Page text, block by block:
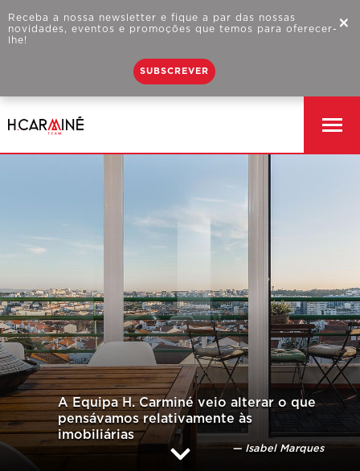
×
Receba a nossa newsletter e fique a par das nossas
novidades, eventos e promoções que temos para oferecer-
lhe!
SUBSCREVER
A Equipa H. Carminé veio alterar o que
pensávamos relativamente às
imobiliárias
Isabel Marques